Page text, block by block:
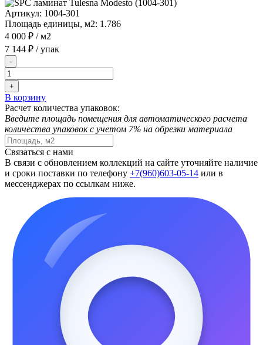
Артикул: 1004-301
Площадь единицы, м2: 1.786
4 000 ₽ / м2
7 144 ₽ / упак
-
+
В корзину
Расчет количества упаковок:
Введите площадь помещения для автоматического расчета
количества упаковок с учетом 7% на обрезки материала
Связаться с нами
В связи с обновлением коллекций на сайте уточняйте наличие
и сроки поставки по телефону +7(960)603-05-14 или в
мессенджерах по ссылкам ниже.